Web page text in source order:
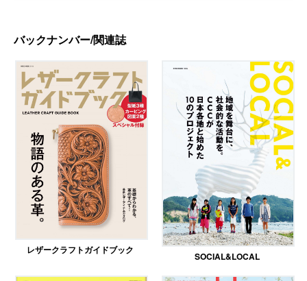
バックナンバー/関連誌
レザークラフトガイドブック
SOCIAL&LOCAL